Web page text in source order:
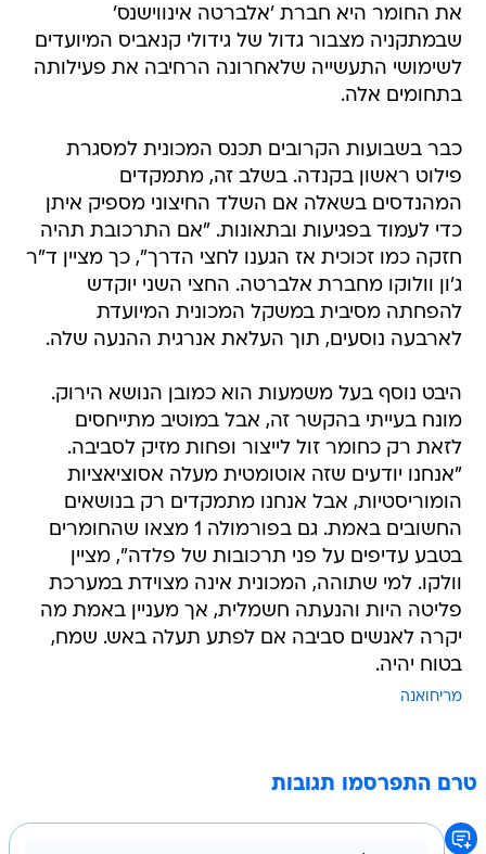
את החומר היא חברת 'אלברטה אינווישנס'
שבמתקניה מצבור גדול של גידולי קנאביס המיועדים
לשימושי התעשייה שלאחרונה הרחיבה את פעילותה
בתחומים אלה.
כבר בשבועות הקרובים תכנס המכונית למסגרת
פילוט ראשון בקנדה. בשלב זה, מתמקדים
המהנדסים בשאלה אם השלד החיצוני מספיק איתן
כדי לעמוד בפגיעות ובתאונות. "אם התרכובת תהיה
חזקה כמו זכוכית אז הגענו לחצי הדרך", כך מציין ד"ר
ג'ון וולוקו מחברת אלברטה. החצי השני יוקדש
להפחתה מסיבית במשקל המכונית המיועדת
לארבעה נוסעים, תוך העלאת אנרגית ההנעה שלה.
היבט נוסף בעל משמעות הוא כמובן הנושא הירוק.
מונח בעייתי בהקשר זה, אבל במוטיב מתייחסים
לזאת רק כחומר זול לייצור ופחות מזיק לסביבה.
"אנחנו יודעים שזה אוטומטית מעלה אסוציאציות
הומוריסטיות, אבל אנחנו מתמקדים רק בנושאים
החשובים באמת. גם בפורמולה 1 מצאו שהחומרים
בטבע עדיפים על פני תרכובות של פלדה", מציין
וולקו. למי שתוהה, המכונית אינה מצוידת במערכת
פליטה היות והנעתה חשמלית, אך מעניין באמת מה
יקרה לאנשים סביבה אם לפתע תעלה באש. שמח,
בטוח יהיה.
מריחואנה
טרם התפרסמו תגובות